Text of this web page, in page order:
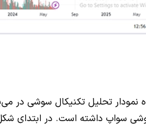
نمودار تحلیل تکنیکال سوشی در
سواپ داشته است. در ابتدای